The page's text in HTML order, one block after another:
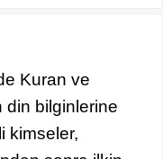
Kuran ve
din bilginlerine
kimseler,